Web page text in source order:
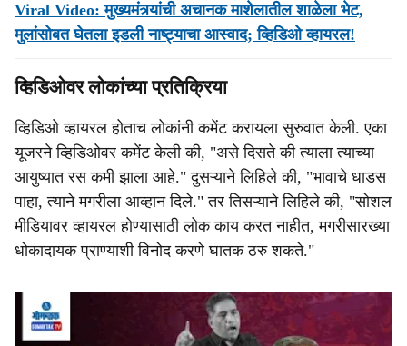
Viral Video: मुख्यमंत्र्यांची अचानक माशेलातील शाळेला भेट,
मुलांसोबत घेतला इडली नाष्ट्याचा आस्वाद; व्हिडिओ व्हायरल!
व्हिडिओवर लोकांच्या प्रतिक्रिया
व्हिडिओ व्हायरल होताच लोकांनी कमेंट करायला सुरुवात केली. एका
यूजरने व्हिडिओवर कमेंट केली की, "असे दिसते की त्याला त्याच्या
आयुष्यात रस कमी झाला आहे." दुसऱ्याने लिहिले की, "भावाचे धाडस
पाहा, त्याने मगरीला आव्हान दिले." तर तिसऱ्याने लिहिले की, "सोशल
मीडियावर व्हायरल होण्यासाठी लोक काय करत नाहीत, मगरीसारख्या
धोकादायक प्राण्याशी विनोद करणे घातक ठरु शकते."